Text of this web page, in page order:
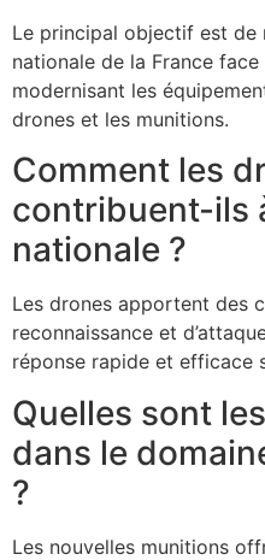
Le principal objectif est de
nationale de la France
modernisant les
drones et les munitions.
Comment les
contribuent-ils
nationale ?
Les drones apportent des
reconnaissance et
réponse rapide et efficace
Quelles sont
dans le
?
Les nouvelles munitions